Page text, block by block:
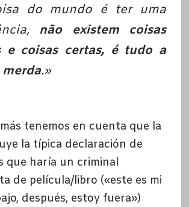
do mundo é ter uma
não existem coisas
e coisas certas, é tudo a
.»
tenemos en cuenta que la
la típica declaración de
que haría un criminal
de película/libro («este es mi
después, estoy fuera»)